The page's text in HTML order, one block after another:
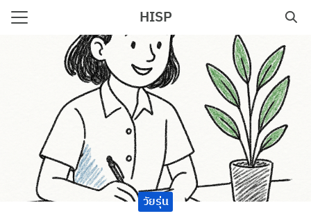
Skip
HISP
วัยรุ่น